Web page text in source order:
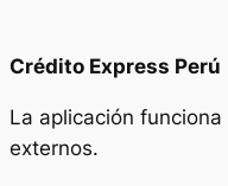
Crédito Express Perú
La aplicación
externos.